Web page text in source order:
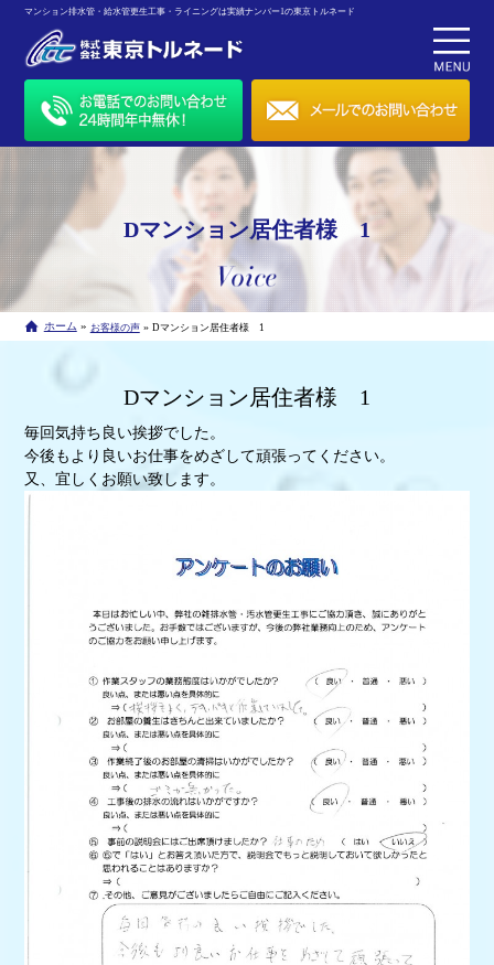
マンション排水管・給水管更生工事・ライニングは実績ナンバー1の東京トルネード
Dマンション居住者様 1
ホーム » お客様の声» Dマンション居住者様 1
Dマンション居住者様 1
毎回気持ち良い挨拶でした。
今後もより良いお仕事をめざして頑張ってください。
又、宜しくお願い致します。